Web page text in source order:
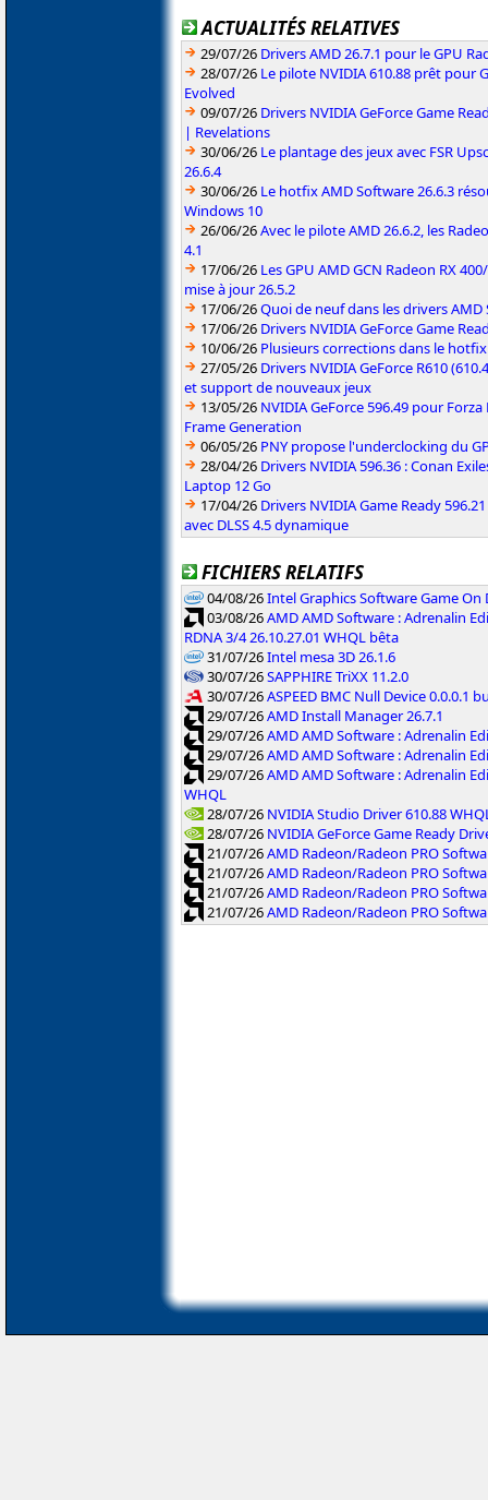
ACTUALITÉS RELATIVES
29/07/26 Drivers AMD 26.7.1 pour le GPU
28/07/26 Le pilote NVIDIA 610.88 prêt pour
Evolved
09/07/26 Drivers NVIDIA GeForce Game
| Revelations
30/06/26 Le plantage des jeux avec FSR
26.6.4
30/06/26 Le hotfix AMD Software 26.6.3
Windows 10
26/06/26Avec le pilote AMD 26.6.2, les
4.1
17/06/26 Les GPU AMD GCN Radeon RX
mise à jour 26.5.2
17/06/26Quoi de neuf dans les drivers AMD
17/06/26 Drivers NVIDIA GeForce Game
10/06/26 Plusieurs corrections dans le hotfix
27/05/26 Drivers NVIDIA GeForce R610
et support de nouveaux jeux
13/05/26 NVIDIA GeForce 596.49 pour
Frame Generation
06/05/26 PNY propose l'underclocking du
28/04/26 Drivers NVIDIA 596.36 : Conan
Laptop 12 Go
17/04/26 Drivers NVIDIA Game Ready
avec DLSS 4.5 dynamique
FICHIERS RELATIFS
04/08/26Intel Graphics Software Game On
03/08/26AMD AMD Software : Adrenalin
RDNA 3/4 26.10.27.01 WHQL bêta
31/07/26Intel mesa 3D 26.1.6
30/07/26SAPPHIRE TriXX 11.2.0
30/07/26ASPEED BMC Null Device 0.0.0.1
29/07/26AMD Install Manager 26.7.1
29/07/26AMD AMD Software : Adrenalin
29/07/26AMD AMD Software : Adrenalin
29/07/26AMD AMD Software : Adrenalin
WHQL
28/07/26 NVIDIA Studio Driver 610.88
28/07/26 NVIDIA GeForce Game Ready
21/07/26AMD Radeon/Radeon PRO
21/07/26AMD Radeon/Radeon PRO
21/07/26AMD Radeon/Radeon PRO
21/07/26AMD Radeon/Radeon PRO